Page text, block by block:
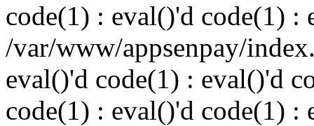
code(1) : eval()'d code(1) :
/var/www/appsenpay/
eval()'d code(1) : eval()'d
code(1) : eval()'d code(1) :